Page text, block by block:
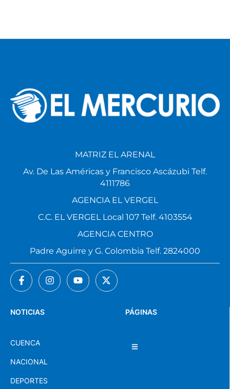
PÁGINAS
NOTICIAS
CUENCA
NACIONAL
DEPORTES
MATRIZ EL ARENAL
Av. De Las Américas y Francisco Ascázubi Telf.
4111786
AGENCIA EL VERGEL
C.C. EL VERGEL Local 107 Telf. 4103554
AGENCIA CENTRO
Padre Aguirre y G. Colombia Telf. 2824000